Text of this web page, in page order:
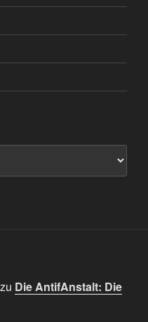
zu Die AntifAnstalt: Die